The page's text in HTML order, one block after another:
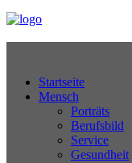
Startseite
Mensch
Porträts
Berufsbild
Service
Gesundheit